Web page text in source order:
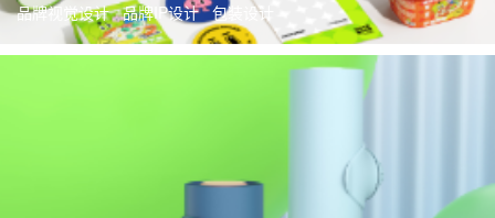
品牌视觉设计 品牌IP设计 包装设计